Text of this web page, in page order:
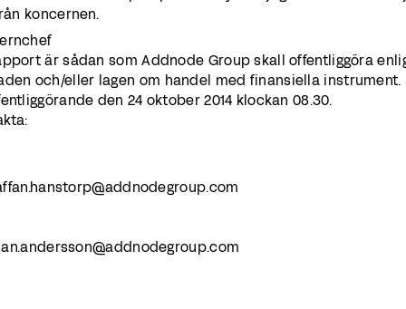
koncernen.
är sådan som Addnode Group skall offentliggöra
och/eller lagen om handel med finansiella instrument.
den 24 oktober 2014 klockan 08.30.